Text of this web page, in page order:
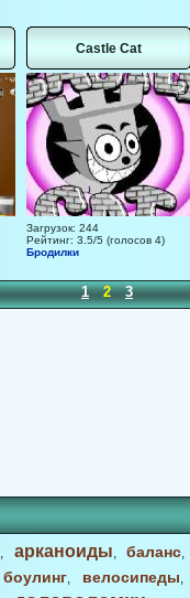
Castle Cat
Загрузок: 244
Рейтинг: 3.5/5 (голосов 4)
Бродилки
1 2 3
, арканоиды, баланс,
боулинг, велосипеды,